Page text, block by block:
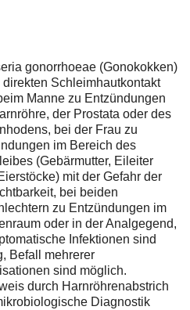
gonorrhoeae (Gonokokken)
direkten Schleimhautkontakt
Manne zu Entzündungen
der Prostata oder des
bei der Frau zu
im Bereich des
(Gebärmutter, Eileiter
mit der Gefahr der
bei beiden
zu Entzündungen im
oder in der Analgegend,
Infektionen sind
Befall mehrerer
sind möglich.
durch Harnröhrenabstrich
Diagnostik